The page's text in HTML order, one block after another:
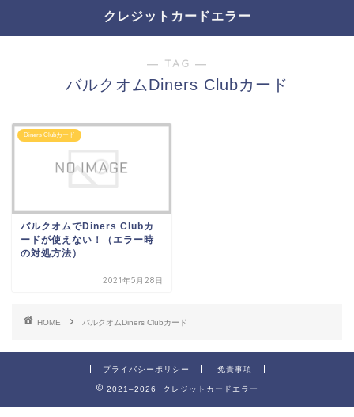
クレジットカードエラー
― TAG ―
バルクオムDiners Clubカード
Diners Clubカード
バルクオムでDiners Clubカ
ードが使えない！（エラー時
の対処方法）
2021年5月28日
HOME バルクオムDiners Clubカード
プライバシーポリシー 免責事項
2021–2026 クレジットカードエラー